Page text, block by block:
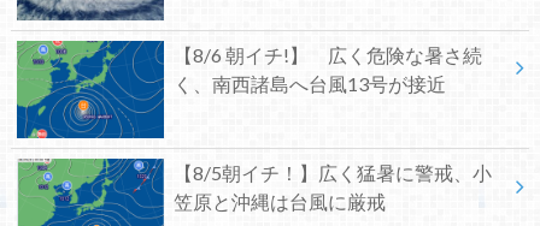
【8/6 朝イチ!】 広く危険な暑さ続
く、南西諸島へ台風13号が接近
【8/5朝イチ！】広く猛暑に警戒、小
笠原と沖縄は台風に厳戒